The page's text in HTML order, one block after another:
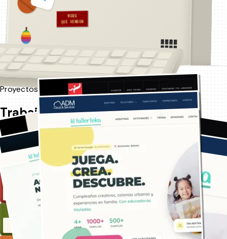
WEBS
QUE VENDEN
↑ se mueve... pásame el ratón
Proyectos
Trabajo que da resultados
Negocios reales de Bilbao con webs que funcionan. Pasa el
ratón por las carpetas —en el móvil se abren solas— y echa
un vistazo.